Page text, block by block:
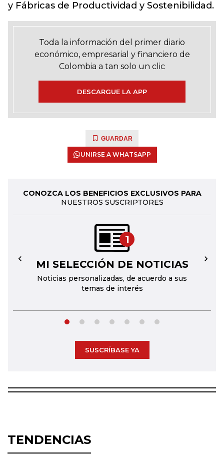
y Fábricas de Productividad y Sostenibilidad.
Toda la información del primer diario
económico, empresarial y financiero de
Colombia a tan solo un clic
DESCARGUE LA APP
GUARDAR
UNIRSE A WHATSAPP
CONOZCA LOS BENEFICIOS EXCLUSIVOS PARA
NUESTROS SUSCRIPTORES
1
MI SELECCIÓN DE NOTICIAS
Noticias personalizadas, de acuerdo a sus
temas de interés
← →
SUSCRÍBASE YA
TENDENCIAS